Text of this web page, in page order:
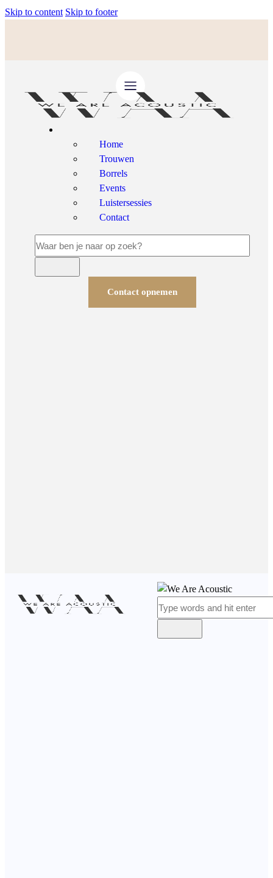
Skip to content Skip to footer
Home
Trouwen
Borrels
Events
Luistersessies
Contact
Contact opnemen